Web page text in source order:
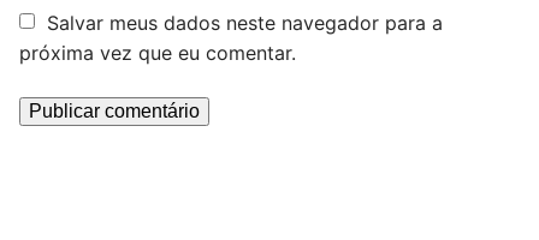
Salvar meus dados neste navegador para a
próxima vez que eu comentar.